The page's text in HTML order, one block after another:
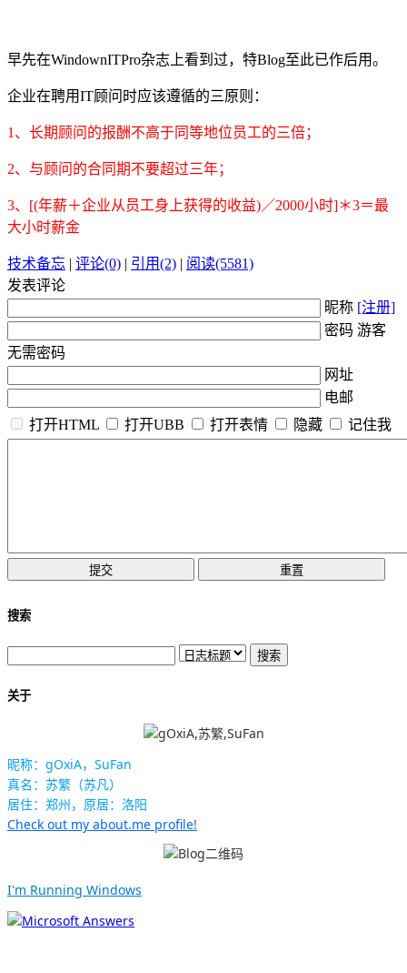
早先在WindownITPro杂志上看到过，特Blog至此已作后用。
企业在聘用IT顾问时应该遵循的三原则：
1、长期顾问的报酬不高于同等地位员工的三倍；
2、与顾问的合同期不要超过三年；
3、[(年薪＋企业从员工身上获得的收益)／2000小时]＊3＝最
大小时薪金
技术备忘 | 评论(0) | 引用(2) | 阅读(5581)
发表评论
昵称 [注册]
密码 游客
无需密码
网址
电邮
打开HTML
打开UBB 打开表情 隐藏 记住我
搜索
关于
昵称：gOxiA，SuFan
真名：苏繁（苏凡）
居住：郑州，原居：洛阳
Check out my about.me profile!
I'm Running Windows